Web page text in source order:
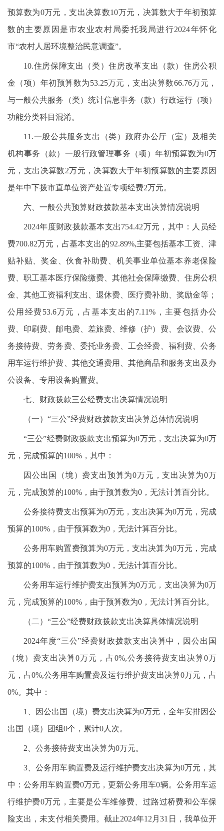
预算数为0万元，支出决算数10万元，决算数大于年初预算
数的主要原因是市农业农村局委托我局进行2024年怀化
市“农村人居环境整治民意调查”。
10.住房保障支出（类）住房改革支出（款）住房公积
金（项）年初预算数为53.25万元，支出决算数66.76万元，
与一般公共服务（类）统计信息事务（款）行政运行（项）
功能分类科目混淆。
11.一般公共服务支出（类）政府办公厅（室）及相关
机构事务（款）一般行政管理事务（项）年初预算数为0万
元，支出决算数2万元，决算数大于年初预算数的主要原因
是年中下拨市直单位资产处置专项经费2万元。
六、一般公共预算财政拨款基本支出决算情况说明
2024年度财政拨款基本支出754.42万元，其中：人员经
费700.82万元，占基本支出的92.89%,主要包括基本工资、津
贴补贴、奖金、伙食补助费、机关事业单位基本养老保险
费、职工基本医疗保险缴费、其他社会保障缴费、住房公积
金、其他工资福利支出、退休费、医疗费补助、奖励金等；
公用经费53.6万元，占基本支出的7.11%，主要包括办公
费、印刷费、邮电费、差旅费、维修（护）费、会议费、公
务接待费、劳务费、委托业务费、工会经费、福利费、公务
用车运行维护费、其他交通费用、其他商品和服务支出及办
公设备、专用设备购置费。
七、财政拨款三公经费支出决算情况说明
（一）“三公”经费财政拨款支出决算总体情况说明
“三公”经费财政拨款支出预算为0万元，支出决算为0万
元，完成预算的100%，其中：
因公出国（境）费支出预算为0万元，支出决算为0万
元，完成预算的100%，由于预算数为0，无法计算百分比。
公务接待费支出预算为0万元，支出决算为0万元，完成
预算的100%，由于预算数为0，无法计算百分比。
公务用车购置费预算为0万元，支出决算为0万元，完成
预算的100%，由于预算数为0，无法计算百分比。
公务用车运行维护费支出预算为0万元，支出决算为0万
元，完成预算的100%，由于预算数为0，无法计算百分比。
（二）“三公”经费财政拨款支出决算具体情况说明
2024年度“三公”经费财政拨款支出决算中，因公出国
（境）费支出决算0万元，占0%,公务接待费支出决算0万
元，占0%,公务用车购置费及运行维护费支出决算0万元，占
0%。其中：
1、因公出国（境）费支出决算为0万元，全年安排因公
出国（境）团组0个，累计0人次。
2、公务接待费支出决算为0万元。
3、公务用车购置费及运行维护费支出决算为0万元，其
中：公务用车购置费0万元，更新公务用车0辆。公务用车运
行维护费0万元，主要是公车维修费、过路过桥费和公车保
险支出，未支付相关费用。截止2024年12月31日，我单位开